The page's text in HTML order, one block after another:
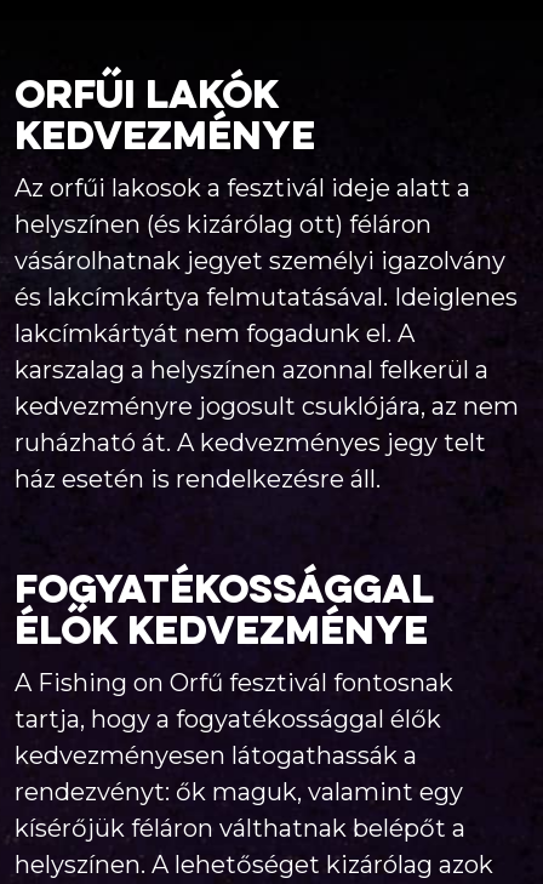
Orfűi lakók
kedvezménye
Az orfűi lakosok a fesztivál ideje alatt a
helyszínen (és kizárólag ott) féláron
vásárolhatnak jegyet személyi igazolvány
és lakcímkártya felmutatásával. Ideiglenes
lakcímkártyát nem fogadunk el. A
karszalag a helyszínen azonnal felkerül a
kedvezményre jogosult csuklójára, az nem
ruházható át. A kedvezményes jegy telt
ház esetén is rendelkezésre áll.
Fogyatékossággal
élők kedvezménye
A Fishing on Orfű fesztivál fontosnak
tartja, hogy a fogyatékossággal élők
kedvezményesen látogathassák a
rendezvényt: ők maguk, valamint egy
kísérőjük féláron válthatnak belépőt a
helyszínen. A lehetőséget kizárólag azok